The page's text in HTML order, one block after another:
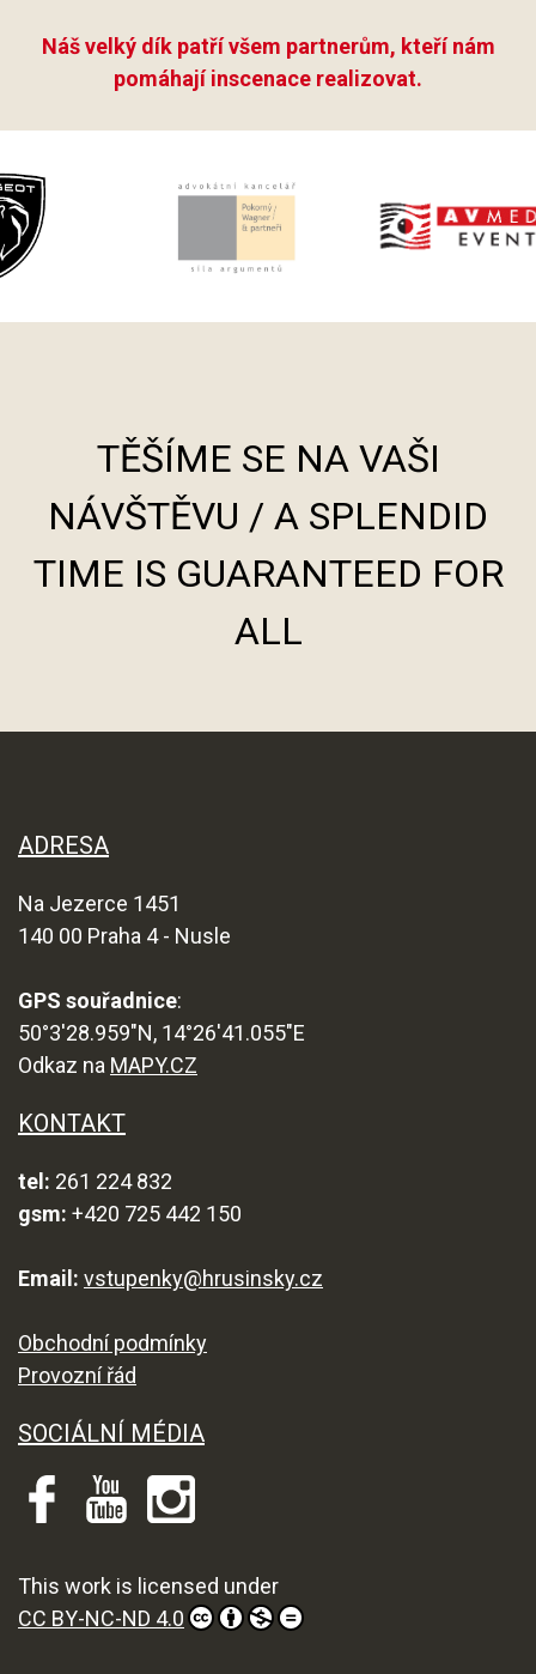
Náš velký dík patří všem partnerům, kteří nám
pomáhají inscenace realizovat.
TĚŠÍME SE NA VAŠI
NÁVŠTĚVU / A SPLENDID
TIME IS GUARANTEED FOR
ALL
ADRESA
Na Jezerce 1451
140 00 Praha 4 - Nusle
GPS souřadnice:
50°3'28.959"N, 14°26'41.055"E
Odkaz na MAPY.CZ
KONTAKT
tel: 261 224 832
gsm: +420 725 442 150
Email: vstupenky@hrusinsky.cz
Obchodní podmínky
Provozní řád
SOCIÁLNÍ MÉDIA
This work is licensed under
CC BY-NC-ND 4.0